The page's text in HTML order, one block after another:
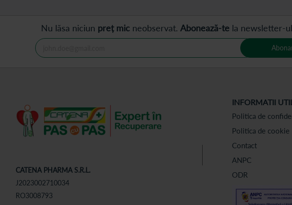
Nu lăsa niciun preț mic neobservat. Abonează-te la newsletter-
CATENA PHARMA S.R.L.
J2023002710034
RO3008793
INFORMATII
Politica de
Politica de cookie
Contact
ANPC
ODR